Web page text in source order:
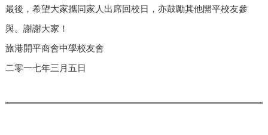
最後，希望大家攜同家人出席回校日，亦鼓勵其他開平校友參
與。謝謝大家！
旅港開平商會中學校友會
二零一七年三月五日